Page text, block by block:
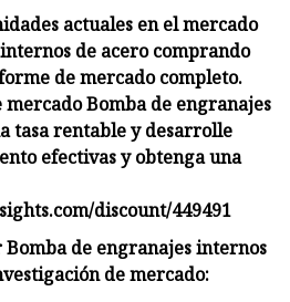
actuales en el mercado
de acero comprando
de mercado completo.
Bomba de engranajes
tasa rentable y desarrolle
efectivas y obtenga una
discount/449491
de engranajes internos
de mercado: